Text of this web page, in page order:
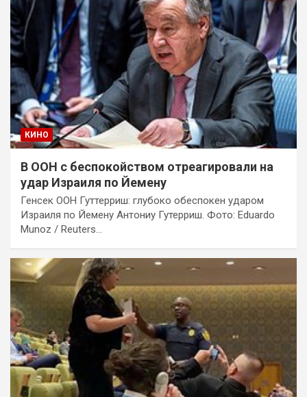
КИНО
В ООН с беспокойством отреагировали на
удар Израиля по Йемену
Генсек ООН Гуттерриш: глубоко обеспокен ударом
Израиля по Йемену Антониу Гутерриш. Фото: Eduardo
Munoz / Reuters…